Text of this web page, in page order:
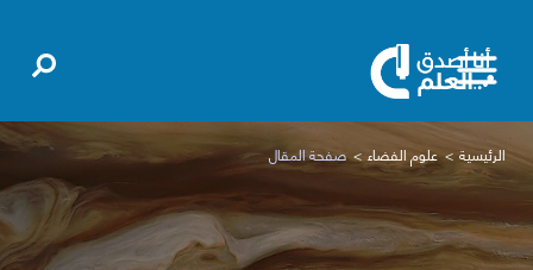
الرئيسية علوم الفضاء صفحة المقال